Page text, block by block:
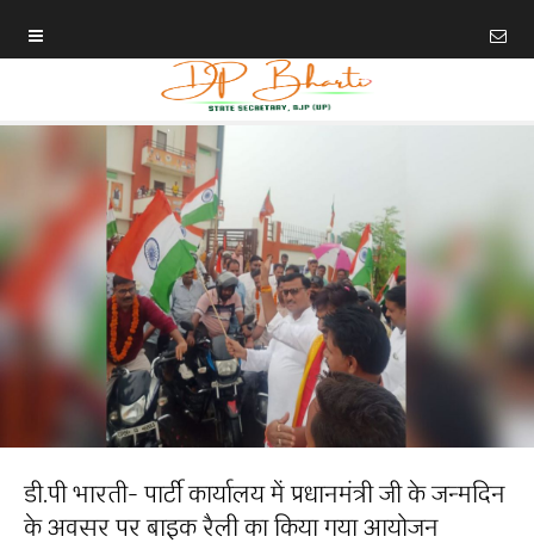
डी.पी भारती- पार्टी कार्यालय में प्रधानमंत्री जी के जन्मदिन
के अवसर पर बाइक रैली का किया गया आयोजन